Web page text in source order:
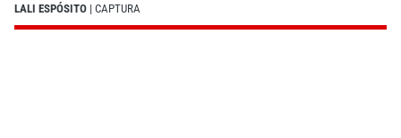
LALI ESPÓSITO | CAPTURA